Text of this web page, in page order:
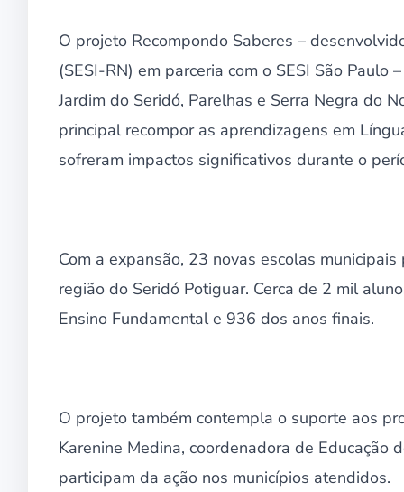
O projeto Recompondo Saberes –
(SESI-RN) em parceria com o SESI São Paulo
Jardim do Seridó, Parelhas e Serra Negra do
principal recompor as aprendizagens em
sofreram impactos significativos durante o
Com a expansão, 23 novas escolas
região do Seridó Potiguar. Cerca de 2 mil
Ensino Fundamental e 936 dos anos finais.
O projeto também contempla o suporte aos
Karenine Medina, coordenadora de Educação
participam da ação nos municípios atendidos.